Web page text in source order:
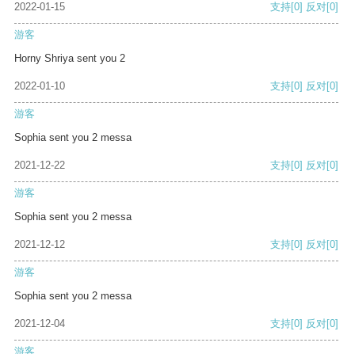
2022-01-15 支持[0] 反对[0]
游客
Horny Shriya sent you 2
2022-01-10 支持[0] 反对[0]
游客
Sophia sent you 2 messa
2021-12-22 支持[0] 反对[0]
游客
Sophia sent you 2 messa
2021-12-12 支持[0] 反对[0]
游客
Sophia sent you 2 messa
2021-12-04 支持[0] 反对[0]
游客